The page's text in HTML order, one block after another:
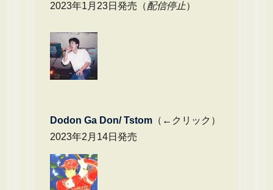
2023年1月23日発売（配信停止）
Dodon Ga Don/ Tstom（←クリック）
2023年2月14日発売